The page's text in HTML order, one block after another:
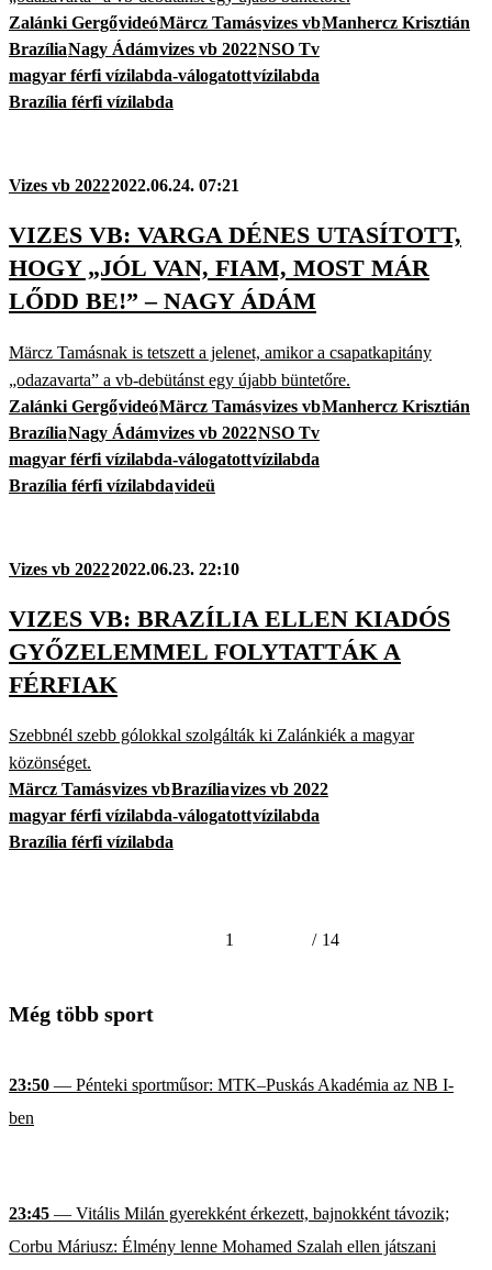
Zalánki GergővideóMärcz Tamásvizes vbManhercz Krisztián
BrazíliaNagy Ádámvizes vb 2022NSO Tv
magyar férfi vízilabda-válogatottvízilabda
Brazília férfi vízilabda
Vizes vb 20222022.06.24. 07:21
VIZES VB: VARGA DÉNES UTASÍTOTT,
HOGY „JÓL VAN, FIAM, MOST MÁR
LŐDD BE!” – NAGY ÁDÁM
Märcz Tamásnak is tetszett a jelenet, amikor a csapatkapitány
„odazavarta” a vb-debütánst egy újabb büntetőre.
Zalánki GergővideóMärcz Tamásvizes vbManhercz Krisztián
BrazíliaNagy Ádámvizes vb 2022NSO Tv
magyar férfi vízilabda-válogatottvízilabda
Brazília férfi vízilabdavideü
Vizes vb 20222022.06.23. 22:10
VIZES VB: BRAZÍLIA ELLEN KIADÓS
GYŐZELEMMEL FOLYTATTÁK A
FÉRFIAK
Szebbnél szebb gólokkal szolgálták ki Zalánkiék a magyar
közönséget.
Märcz Tamásvizes vbBrazíliavizes vb 2022
magyar férfi vízilabda-válogatottvízilabda
Brazília férfi vízilabda
1 / 14
Még több sport
23:50 — Pénteki sportműsor: MTK–Puskás Akadémia az NB I-
ben
23:45 — Vitális Milán gyerekként érkezett, bajnokként távozik;
Corbu Máriusz: Élmény lenne Mohamed Szalah ellen játszani